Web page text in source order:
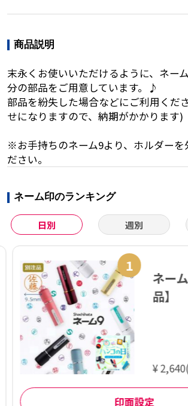
商品説明
末永くお使いいただけるように、ネー
分の部品をご用意しています。♪
部品を紛失した場合などにご利用くだ
せになりますので、納期がかかります)
※お手持ちのネーム9より、ホルダーを
ださい。
ネーム印のランキング
日別 週別
1
ネー
品】
¥
印面設定